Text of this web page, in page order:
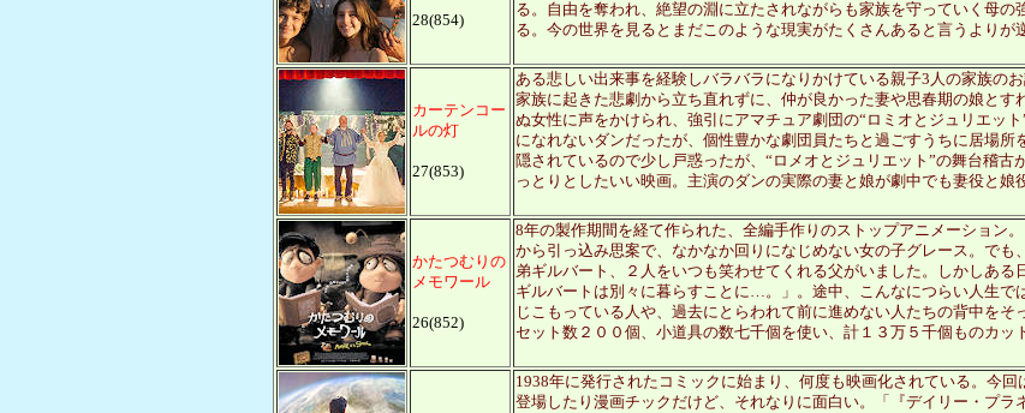
28(854)
る。自由を奪われ、絶望の淵に立たされながらも家族を守っていく母の
る。今の世界を見るとまだこのような現実がたくさんあると言うよりが
カーテンコー
ルの灯
27(853)
ある悲しい出来事を経験しバラバラになりかけている親子3人の家族の
家族に起きた悲劇から立ち直れずに、仲が良かった妻や思春期の娘とす
ぬ女性に声をかけられ、強引にアマチュア劇団の“ロミオとジュリエッ
になれないダンだったが、個性豊かな劇団員たちと過ごすうちに居場
隠されているので少し戸惑ったが、“ロメオとジュリエット”の舞台稽古
っとりとしたいい映画。主演のダンの実際の妻と娘が劇中でも妻役と娘
かたつむりの
メモワール
26(852)
8年の製作期間を経て作られた、全編手作りのストップアニメーション
から引っ込み思案で、なかなか回りになじめない女の子グレース。で
弟ギルバート、２人をいつも笑わせてくれる父がいました。しかしある
ギルバートは別々に暮らすことに…。」。途中、こんなにつらい人生で
じこもっている人や、過去にとらわれて前に進めない人たちの背中をそ
セット数２００個、小道具の数七千個を使い、計１３万５千個ものカッ
1938年に発行されたコミックに始まり、何度も映画化されている。今
登場したり漫画チックだけど、それなりに面白い。「『デイリー・プラ